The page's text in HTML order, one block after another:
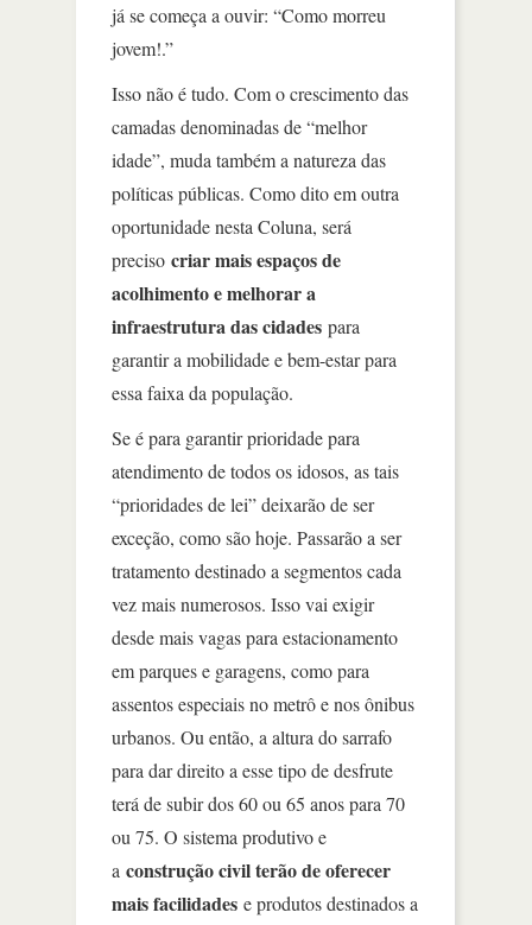
já se começa a ouvir: “Como morreu
jovem!.”
Isso não é tudo. Com o crescimento das
camadas denominadas de “melhor
idade”, muda também a natureza das
políticas públicas. Como dito em outra
oportunidade nesta Coluna, será
preciso criar mais espaços de
acolhimento e melhorar a
infraestrutura das cidades para
garantir a mobilidade e bem-estar para
essa faixa da população.
Se é para garantir prioridade para
atendimento de todos os idosos, as tais
“prioridades de lei” deixarão de ser
exceção, como são hoje. Passarão a ser
tratamento destinado a segmentos cada
vez mais numerosos. Isso vai exigir
desde mais vagas para estacionamento
em parques e garagens, como para
assentos especiais no metrô e nos ônibus
urbanos. Ou então, a altura do sarrafo
para dar direito a esse tipo de desfrute
terá de subir dos 60 ou 65 anos para 70
ou 75. O sistema produtivo e
a construção civil terão de oferecer
mais facilidades e produtos destinados a